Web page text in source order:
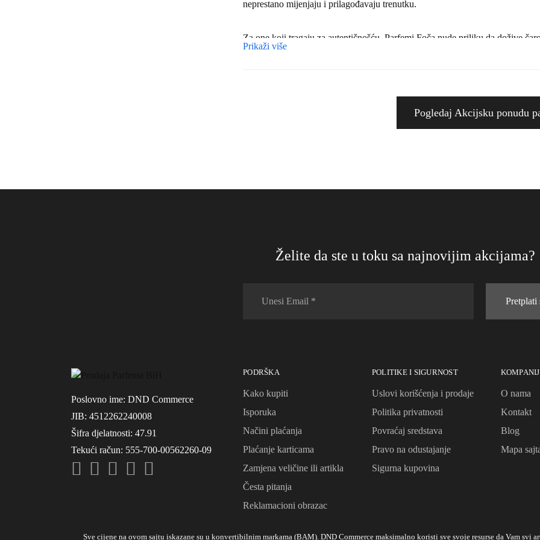
neprestano mijenjaju i prilagođavaju trenutku.
Za one koji tragaju za autentičnošću, Parfemi Foča nude priliku da dožive
Ponosni smo što možemo reći da su Parfemi Foča više od proizvoda; oni su
Prikaži više
Pogledaj Akcijsku ponudu
Želite da ste u toku sa najnovijim akcijama?
Pretplati
Poslovno ime: DND Commerce
JIB: 4512262240008
Šifra djelatnosti: 47.91
Tekući račun: 555-700-00562260-09
PODRŠKA
Kako kupiti
Isporuka
Načini plaćanja
Plaćanje karticama
Zamjena veličine ili artikla
Česta pitanja
Reklamacioni obrazac
POLITIKE I SIGURNOST
Uslovi korišćenja i prodaje
Politika privatnosti
Povraćaj sredstava
Pravo na odustajanje
Sigurna kupovina
O nama
Kontakt
Blog
Mapa
Sve cijene na ovom sajtu iskazane su u konvertibilnim markama (BAM). DND Commerce maksimalno koristi sve svoje resurse da Vam